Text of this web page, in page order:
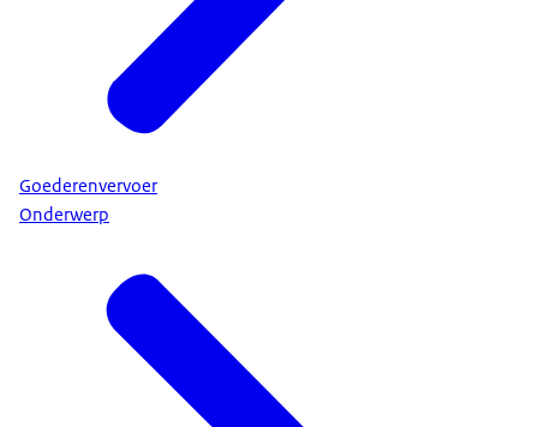
Goederenvervoer
Onderwerp